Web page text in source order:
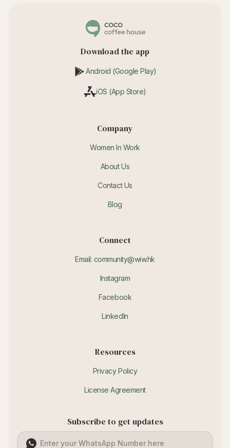
Download the app
Android (Google Play)
iOS (App Store)
Company
Women In Work
About Us
Contact Us
Blog
Connect
Email: community@wiw.hk
Instagram
Facebook
LinkedIn
Resources
Privacy Policy
License Agreement
Subscribe to get updates